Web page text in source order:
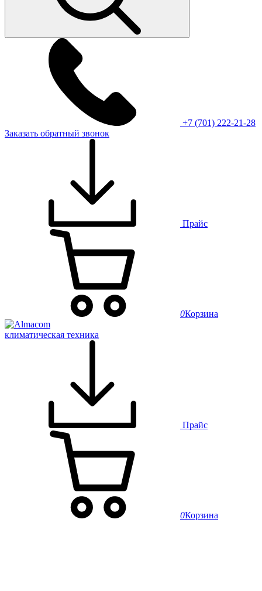
+7 (701) 222-21-28
Заказать обратный звонок
Прайс
0Корзина
климатическая техника
Прайс
0Корзина